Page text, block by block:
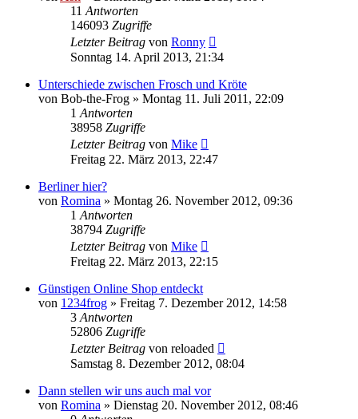
11 Antworten
146093 Zugriffe
Letzter Beitrag von Ronny
Sonntag 14. April 2013, 21:34
Unterschiede zwischen Frosch und Kröte
von Bob-the-Frog » Montag 11. Juli 2011, 22:09
1 Antworten
38958 Zugriffe
Letzter Beitrag von Mike
Freitag 22. März 2013, 22:47
Berliner hier?
von Romina » Montag 26. November 2012, 09:36
1 Antworten
38794 Zugriffe
Letzter Beitrag von Mike
Freitag 22. März 2013, 22:15
Günstigen Online Shop entdeckt
von 1234frog » Freitag 7. Dezember 2012, 14:58
3 Antworten
52806 Zugriffe
Letzter Beitrag von reloaded
Samstag 8. Dezember 2012, 08:04
Dann stellen wir uns auch mal vor
von Romina » Dienstag 20. November 2012, 08:46